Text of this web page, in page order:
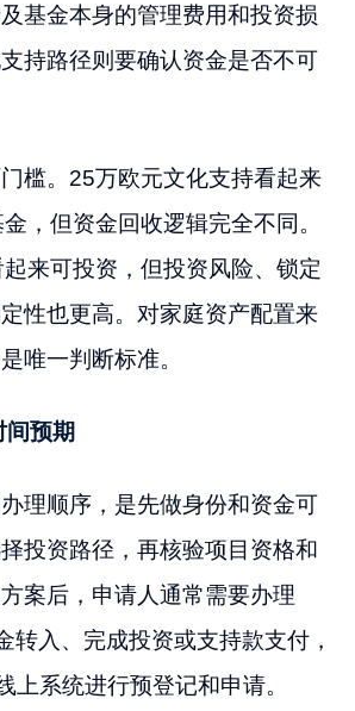
基金本身的管理费用和投资损
持路径则要确认资金是否不可
槛。25万欧元文化支持看起来
，但资金回收逻辑完全不同。
来可投资，但投资风险、锁定
性也更高。对家庭资产配置来
唯一判断标准。
间预期
理顺序，是先做身份和资金可
投资路径，再核验项目资格和
案后，申请人通常需要办理
转入、完成投资或支持款支付，
上系统进行预登记和申请。